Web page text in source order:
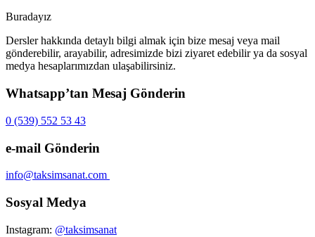
Buradayız
Dersler hakkında detaylı bilgi almak için bize mesaj veya mail
gönderebilir, arayabilir, adresimizde bizi ziyaret edebilir ya da sosyal
medya hesaplarımızdan ulaşabilirsiniz.
Whatsapp’tan Mesaj Gönderin
0 (539) 552 53 43
e-mail Gönderin
info@taksimsanat.com
Sosyal Medya
Instagram: @taksimsanat